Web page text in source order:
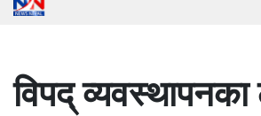
विपद् व्यवस्थापनका